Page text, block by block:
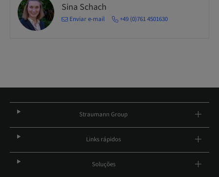
Sina Schach
Enviar e-mail +49 (0)761 4501630
Straumann Group
Links rápidos
Soluções